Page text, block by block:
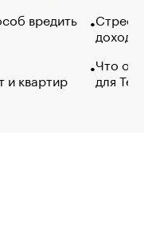
вредить
и квартир
Что
для